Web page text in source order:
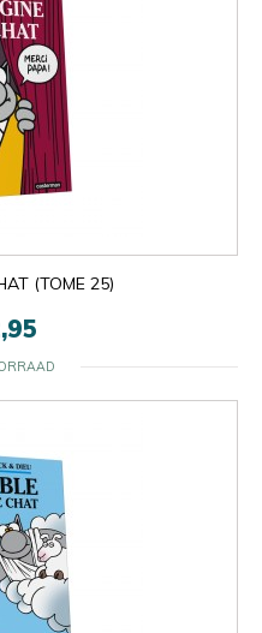
(TOME 25)